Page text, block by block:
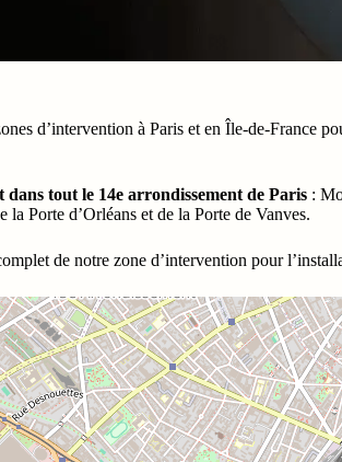
d’intervention à Paris et en Île-de-France
tout le 14e arrondissement de Paris :
la Porte d’Orléans et de la Porte de Vanves.
de notre zone d’intervention pour